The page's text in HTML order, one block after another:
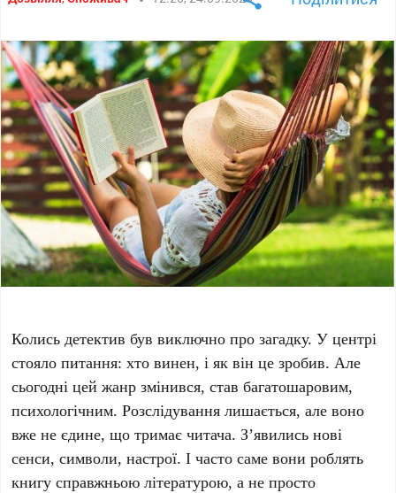
Колись детектив був виключно про загадку. У центрі
стояло питання: хто винен, і як він це зробив. Але
сьогодні цей жанр змінився, став багатошаровим,
психологічним. Розслідування лишається, але воно
вже не єдине, що тримає читача. З’явились нові
сенси, символи, настрої. І часто саме вони роблять
книгу справжньою літературою, а не просто